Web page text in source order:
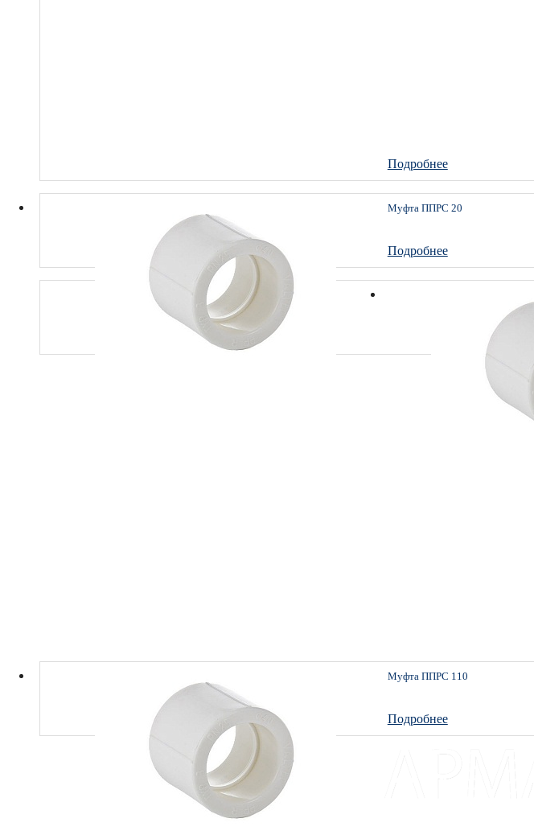
Подробнее
Муфта ППРС 20
Подробнее
Муфта ППРС 110
Подробнее